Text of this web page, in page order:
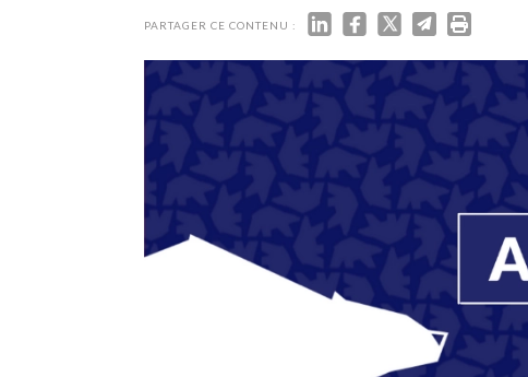
ÉVÉNEMENTIELS
SERVICES
OPINIONS
LA REVUE
ARTICLE
PARTENAIRE
PARTAGER CE CONTENU :